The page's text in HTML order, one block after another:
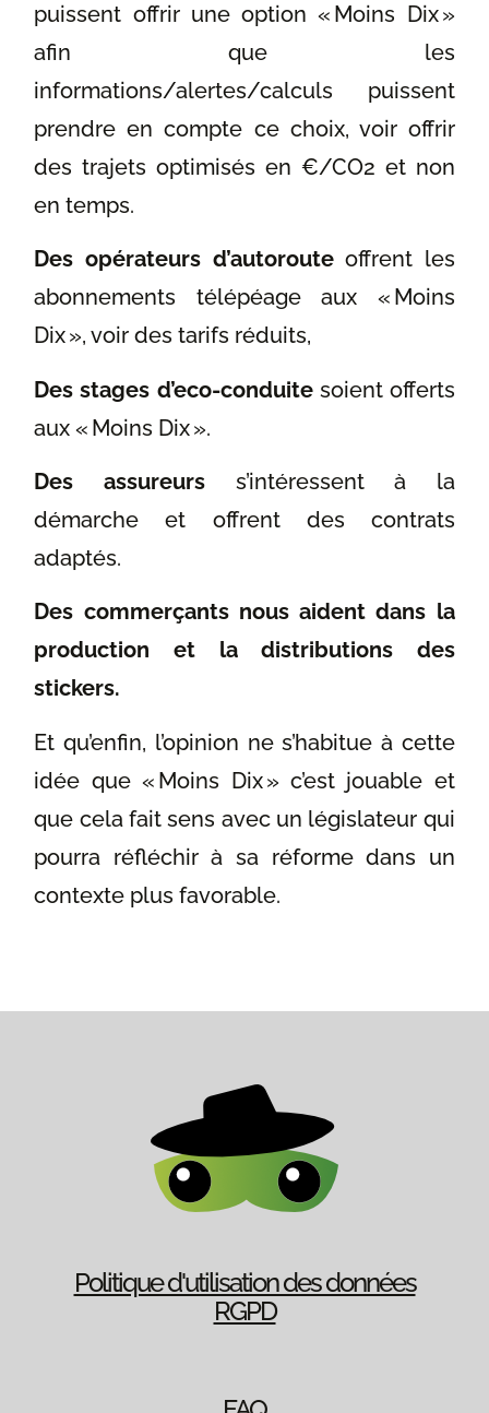
puissent offrir une option « Moins Dix »
afin que les
informations/alertes/calculs puissent
prendre en compte ce choix, voir offrir
des trajets optimisés en €/CO2 et non
en temps.
Des opérateurs d’autorouteoffrent les
abonnements télépéage aux « Moins
Dix », voir des tarifs réduits,
Des stages d’eco-conduitesoient offerts
aux « Moins Dix ».
Des assureurss’intéressent à la
démarche et offrent des contrats
adaptés.
Des commerçants nous aident dans la
production et la distributions des
stickers.
Et qu’enfin, l’opinion ne s’habitue à cette
idée que « Moins Dix » c’est jouable et
que cela fait sens avec un législateur qui
pourra réfléchir à sa réforme dans un
contexte plus favorable.
Politique d'utilisation des données
RGPD